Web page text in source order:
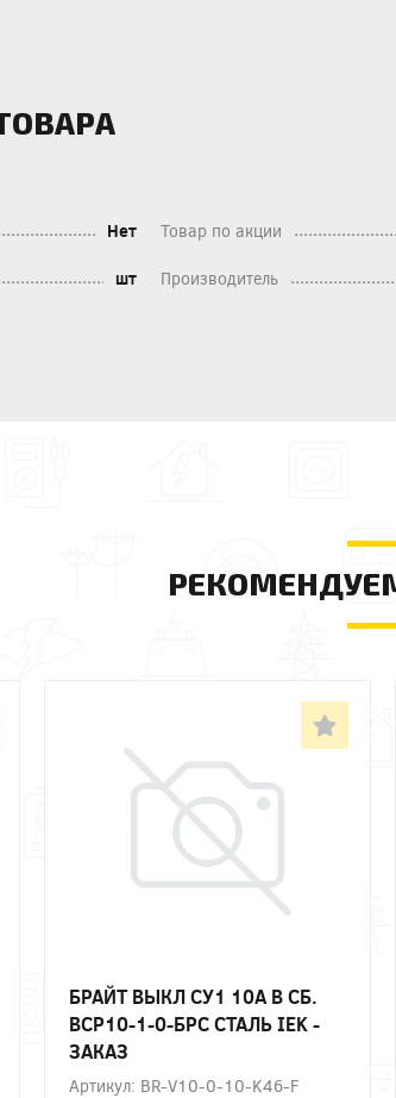
Нет Товар по акции
шт Производитель
БРАЙТ ВЫКЛ СУ1 10А В СБ.
ВСР10-1-0-БРС СТАЛЬ IEK -
ЗАКАЗ
Артикул: BR-V10-0-10-K46-F